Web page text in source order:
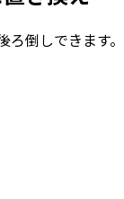
倒しできます。